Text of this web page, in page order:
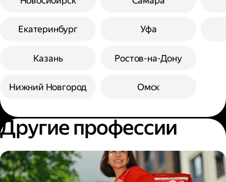
Екатеринбург
Казань
Нижний Новгород
Уфа
Ростов-на-Дону
Омск
Другие профессии